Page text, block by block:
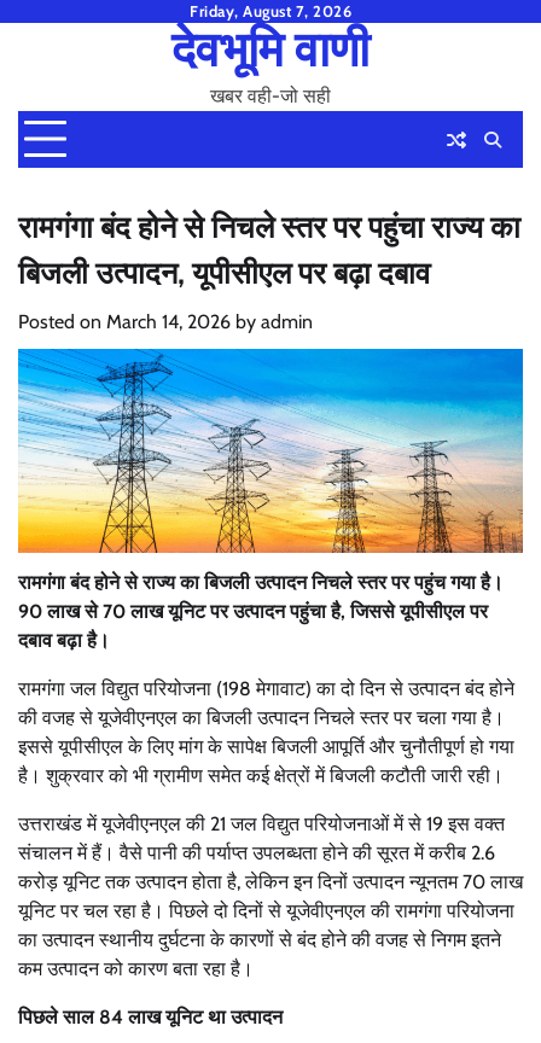
Friday, August 7, 2026
देवभूमि वाणी
खबर वही-जो सही
रामगंगा बंद होने से निचले स्तर पर पहुंचा राज्य का
बिजली उत्पादन, यूपीसीएल पर बढ़ा दबाव
Posted on March 14, 2026 by admin
रामगंगा बंद होने से राज्य का बिजली उत्पादन निचले स्तर पर पहुंच गया है।
90 लाख से 70 लाख यूनिट पर उत्पादन पहुंचा है, जिससे यूपीसीएल पर
दबाव बढ़ा है।
रामगंगा जल विद्युत परियोजना (198 मेगावाट) का दो दिन से उत्पादन बंद होने
की वजह से यूजेवीएनएल का बिजली उत्पादन निचले स्तर पर चला गया है।
इससे यूपीसीएल के लिए मांग के सापेक्ष बिजली आपूर्ति और चुनौतीपूर्ण हो गया
है। शुक्रवार को भी ग्रामीण समेत कई क्षेत्रों में बिजली कटौती जारी रही।
उत्तराखंड में यूजेवीएनएल की 21 जल विद्युत परियोजनाओं में से 19 इस वक्त
संचालन में हैं। वैसे पानी की पर्याप्त उपलब्धता होने की सूरत में करीब 2.6
करोड़ यूनिट तक उत्पादन होता है, लेकिन इन दिनों उत्पादन न्यूनतम 70 लाख
यूनिट पर चल रहा है। पिछले दो दिनों से यूजेवीएनएल की रामगंगा परियोजना
का उत्पादन स्थानीय दुर्घटना के कारणों से बंद होने की वजह से निगम इतने
कम उत्पादन को कारण बता रहा है।
पिछले साल 84 लाख यूनिट था उत्पादन